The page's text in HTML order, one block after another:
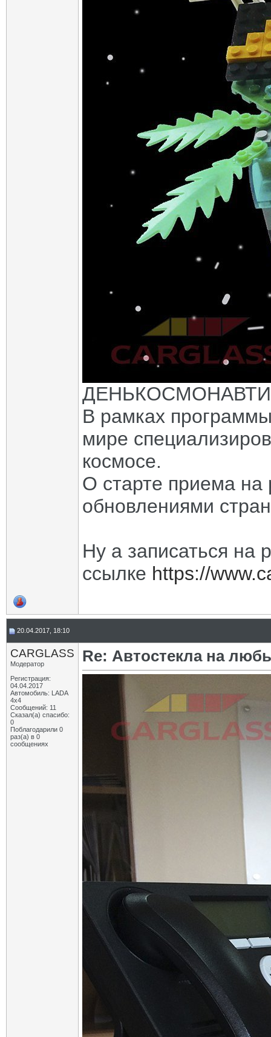
В рамках
мире
космосе.
О старте приема на
обновлениями
Ну а записаться на
ссылке https://
20.04.2017, 18:10
CARGLASS
Модератор
Регистрация:
04.04.2017
Автомобиль: LADA
4x4
Сообщений: 11
Сказал(а) спасибо:
0
Поблагодарили 0
раз(а) в 0
сообщениях
Re: Автостекла на